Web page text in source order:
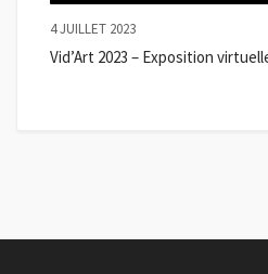
4 JUILLET 2023
Vid’Art 2023 – Exposition